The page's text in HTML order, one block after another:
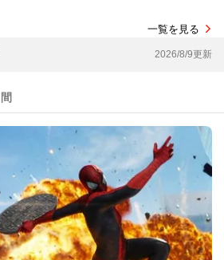
一覧を見る
2026/8/9更新